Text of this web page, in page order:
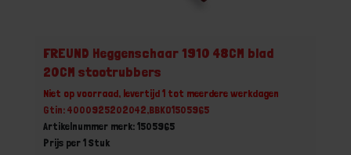
FREUND Heggenschaar 1910 48CM blad
20CM stootrubbers
Niet op voorraad, levertijd 1 tot meerdere werkdagen
Gtin: 4000925202042,BBKO1505965
Artikelnummer merk: 1505965
Prijs per 1 Stuk